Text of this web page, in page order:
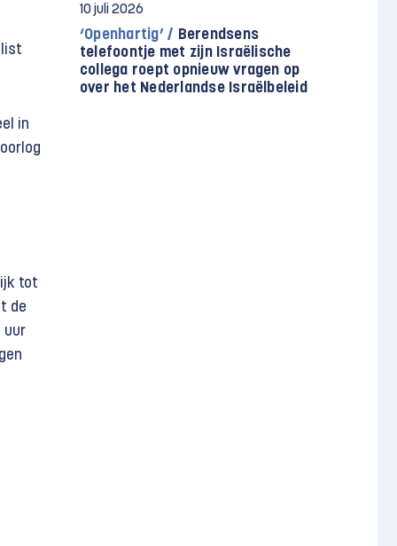
in
tot
de
uur
10 juli 2026
‘Openhartig’ / Berendsens
telefoontje met zijn Israëlische
collega roept opnieuw vragen op
over het Nederlandse Israëlbeleid